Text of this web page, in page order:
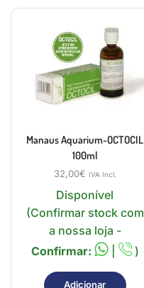
Manaus Aquarium-OCTOCIL
100ml
32,00€ IVA Incl.
Disponível
(Confirmar stock com
a nossa loja -
Confirmar:
| )
Adicionar